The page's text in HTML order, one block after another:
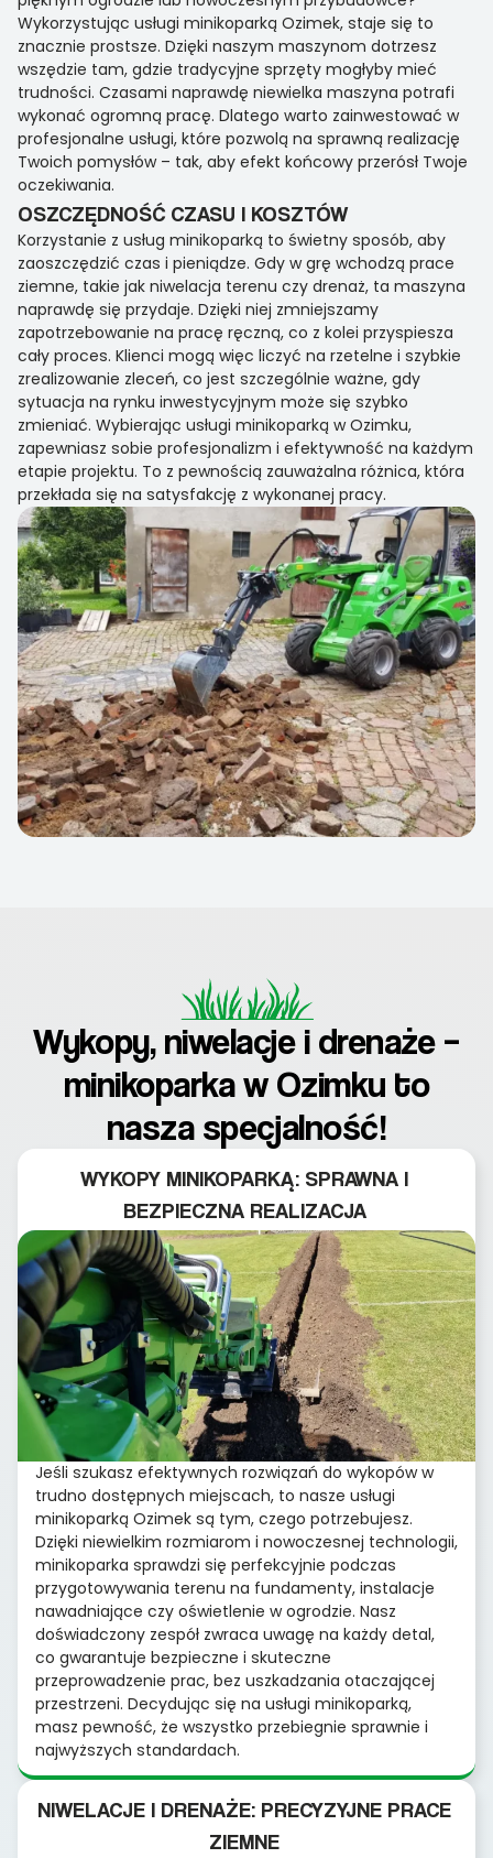
Wykorzystując usługi minikoparką Ozimek, staje się to
znacznie prostsze. Dzięki naszym maszynom dotrzesz
wszędzie tam, gdzie tradycyjne sprzęty mogłyby mieć
trudności. Czasami naprawdę niewielka maszyna potrafi
wykonać ogromną pracę. Dlatego warto zainwestować w
profesjonalne usługi, które pozwolą na sprawną realizację
Twoich pomysłów – tak, aby efekt końcowy przerósł Twoje
oczekiwania.
OSZCZĘDNOŚĆ CZASU I KOSZTÓW
Korzystanie z usług minikoparką to świetny sposób, aby
zaoszczędzić czas i pieniądze. Gdy w grę wchodzą prace
ziemne, takie jak niwelacja terenu czy drenaż, ta maszyna
naprawdę się przydaje. Dzięki niej zmniejszamy
zapotrzebowanie na pracę ręczną, co z kolei przyspiesza
cały proces. Klienci mogą więc liczyć na rzetelne i szybkie
zrealizowanie zleceń, co jest szczególnie ważne, gdy
sytuacja na rynku inwestycyjnym może się szybko
zmieniać. Wybierając usługi minikoparką w Ozimku,
zapewniasz sobie profesjonalizm i efektywność na każdym
etapie projektu. To z pewnością zauważalna różnica, która
przekłada się na satysfakcję z wykonanej pracy.
Wykopy, niwelacje i drenaże –
minikoparka w Ozimku to
nasza specjalność!
WYKOPY MINIKOPARKĄ: SPRAWNA I
BEZPIECZNA REALIZACJA
Jeśli szukasz efektywnych rozwiązań do wykopów w
trudno dostępnych miejscach, to nasze usługi
minikoparką Ozimek są tym, czego potrzebujesz.
Dzięki niewielkim rozmiarom i nowoczesnej technologii,
minikoparka sprawdzi się perfekcyjnie podczas
przygotowywania terenu na fundamenty, instalacje
nawadniające czy oświetlenie w ogrodzie. Nasz
doświadczony zespół zwraca uwagę na każdy detal,
co gwarantuje bezpieczne i skuteczne
przeprowadzenie prac, bez uszkadzania otaczającej
przestrzeni. Decydując się na usługi minikoparką,
masz pewność, że wszystko przebiegnie sprawnie i
najwyższych standardach.
NIWELACJE I DRENAŻE: PRECYZYJNE PRACE
ZIEMNE